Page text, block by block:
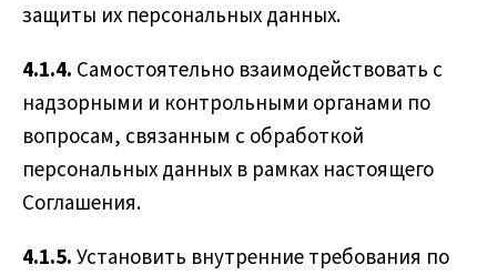
защиты их персональных данных.
4.1.4. Самостоятельно взаимодействовать с
надзорными и контрольными органами по
вопросам, связанным с обработкой
персональных данных в рамках настоящего
Соглашения.
4.1.5.Установить внутренние требования по